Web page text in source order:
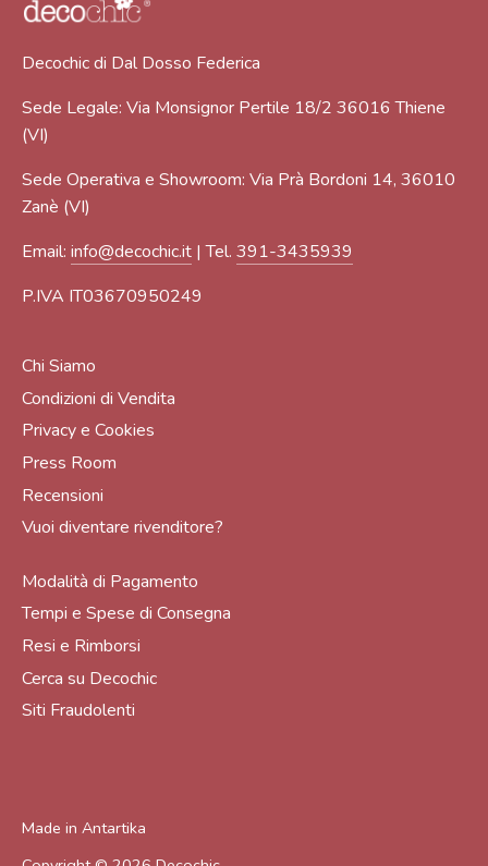
Decochic di Dal Dosso Federica
Sede Legale: Via Monsignor Pertile 18/2 36016 Thiene
(VI)
Sede Operativa e Showroom: Via Prà Bordoni 14, 36010
Zanè (VI)
Email: info@decochic.it | Tel. 391-3435939
P.IVA IT03670950249
Chi Siamo
Condizioni di Vendita
Privacy e Cookies
Press Room
Recensioni
Vuoi diventare rivenditore?
Modalità di Pagamento
Tempi e Spese di Consegna
Resi e Rimborsi
Cerca su Decochic
Siti Fraudolenti
Made in Antartika